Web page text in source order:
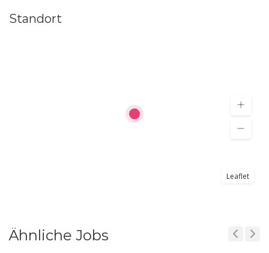
Standort
Leaflet
Ähnliche Jobs